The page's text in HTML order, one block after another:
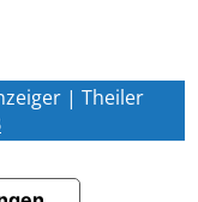
| Theiler